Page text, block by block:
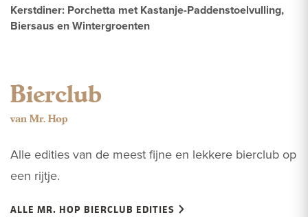
Kerstdiner: Porchetta met Kastanje-Paddenstoelvulling,
Biersaus en Wintergroenten
Bierclub
van Mr. Hop
Alle edities van de meest fijne en lekkere bierclub op
een rijtje.
ALLE MR. HOP BIERCLUB EDITIES